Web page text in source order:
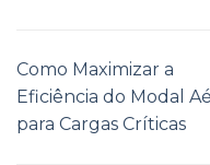
Como Maximizar a
Eficiência do Modal
para Cargas Críticas